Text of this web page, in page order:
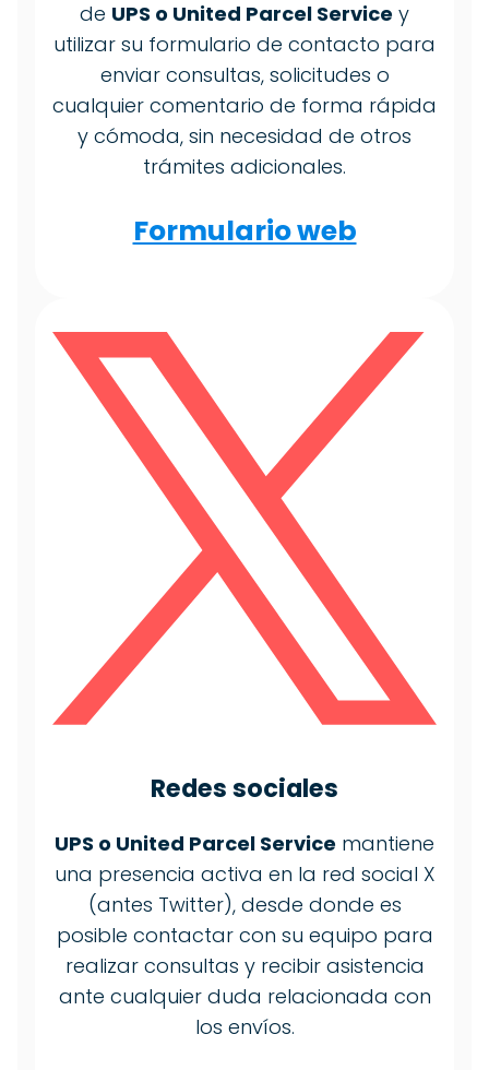
de UPS o United Parcel Service y
utilizar su formulario de contacto para
enviar consultas, solicitudes o
cualquier comentario de forma rápida
y cómoda, sin necesidad de otros
trámites adicionales.
Formulario web
Redes sociales
UPS o United Parcel Service mantiene
una presencia activa en la red social X
(antes Twitter), desde donde es
posible contactar con su equipo para
realizar consultas y recibir asistencia
ante cualquier duda relacionada con
los envíos.